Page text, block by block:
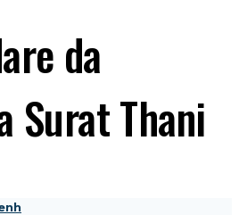
da
Surat Thani